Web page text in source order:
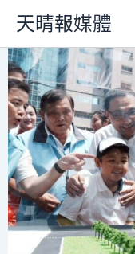
主
要
內
容
天晴報媒體